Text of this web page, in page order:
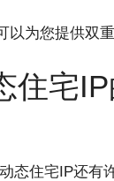
以为您提供双重
住宅
态住宅IP还有